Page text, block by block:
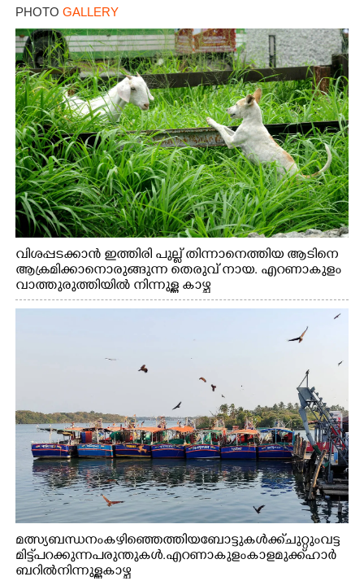
PHOTO GALLERY
വിശപ്പടക്കാൻ ഇത്തിരി പുല്ല് തിന്നാനെത്തിയ ആടിനെ
ആക്രമിക്കാനൊരുങ്ങുന്ന തെരുവ് നായ. എറണാകുളം
വാത്തുരുത്തിയിൽ നിന്നുള്ള കാഴ്ച
മത്സ്യബന്ധനം കഴിഞ്ഞെത്തിയ ബോട്ടുകൾക്ക് ചുറ്റും വട്ട
മിട്ട് പറക്കുന്ന പരുന്തുകൾ. എറണാകുളം കാളമുക്ക് ഹാർ
ബറിൽ നിന്നുള്ള കാഴ്ച